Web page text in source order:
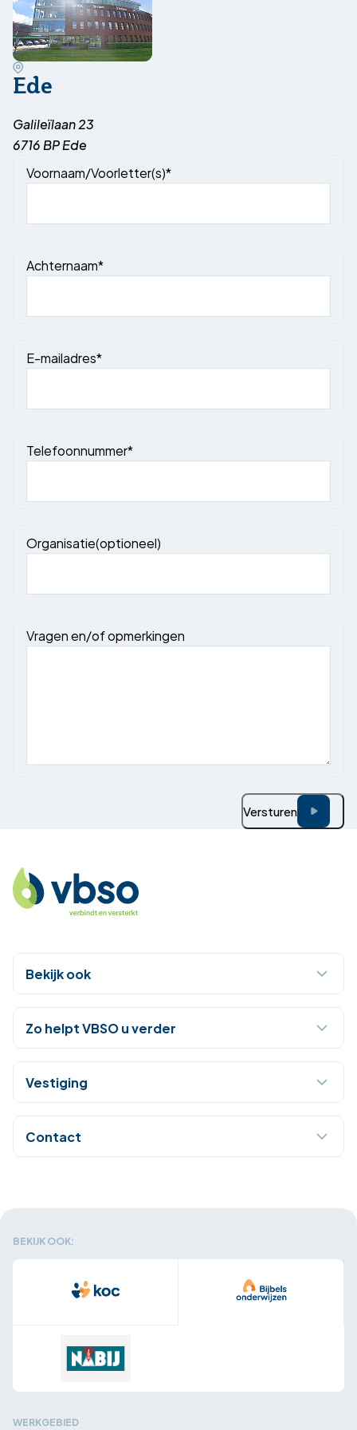
Ede
Galileïlaan 23
6716 BP Ede
Voornaam/Voorletter(s)*
Achternaam*
E-mailadres*
Telefoonnummer*
Organisatie(optioneel)
Vragen en/of opmerkingen
Versturen
Bekijk ook
Zo helpt VBSO u verder
Vestiging
Contact
BEKIJK OOK:
WERKGEBIED